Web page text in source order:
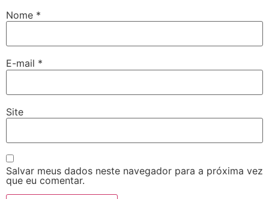
Nome *
E-mail *
Site
Salvar meus dados neste navegador para a próxima vez
que eu comentar.